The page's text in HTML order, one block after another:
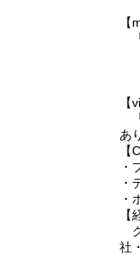
【
【
あ
【
・
・
・
【
社